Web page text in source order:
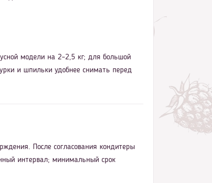
модели на 2–2,5 кг; для большой
и шпильки удобнее снимать перед
После согласования кондитеры
интервал; минимальный срок